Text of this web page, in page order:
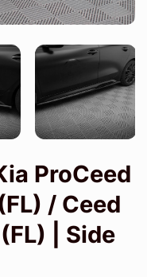
ProCeed
/ Ceed
| Side